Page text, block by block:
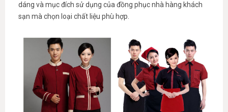
dáng và mục đích sử dụng của đồng phục nhà hàng khách
sạn mà chọn loại chất liệu phù hợp.